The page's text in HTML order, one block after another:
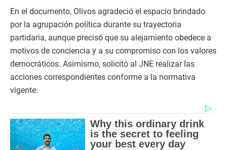
En el documento, Olivos agradeció el espacio brindado
por la agrupación política durante su trayectoria
partidaria, aunque precisó que su alejamiento obedece a
motivos de conciencia y a su compromiso con los valores
democráticos. Asimismo, solicitó al JNE realizar las
acciones correspondientes conforme a la normativa
vigente.